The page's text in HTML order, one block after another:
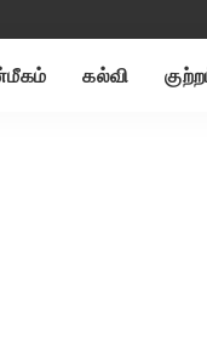
கல்வி